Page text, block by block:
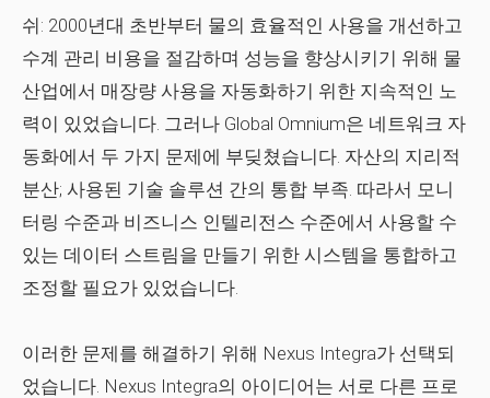
쉬: 2000년대 초반부터 물의 효율적인 사용을 개선하고
수계 관리 비용을 절감하며 성능을 향상시키기 위해 물
산업에서 매장량 사용을 자동화하기 위한 지속적인 노
력이 있었습니다. 그러나 Global Omnium은 네트워크 자
동화에서 두 가지 문제에 부딪쳤습니다. 자산의 지리적
분산; 사용된 기술 솔루션 간의 통합 부족. 따라서 모니
터링 수준과 비즈니스 인텔리전스 수준에서 사용할 수
있는 데이터 스트림을 만들기 위한 시스템을 통합하고
조정할 필요가 있었습니다.
이러한 문제를 해결하기 위해 Nexus Integra가 선택되
었습니다. Nexus Integra의 아이디어는 서로 다른 프로